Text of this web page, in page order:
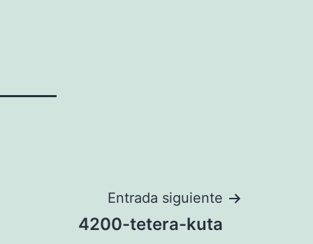
Entrada siguiente
4200-tetera-kuta